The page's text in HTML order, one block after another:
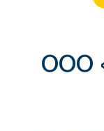
ООО